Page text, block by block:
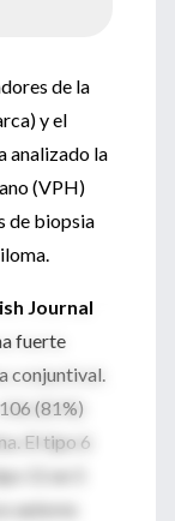
de la
y el
analizado la
(VPH)
de biopsia
Journal
fuerte
conjuntival.
(81%)
El tipo 6
11 en 5
autores